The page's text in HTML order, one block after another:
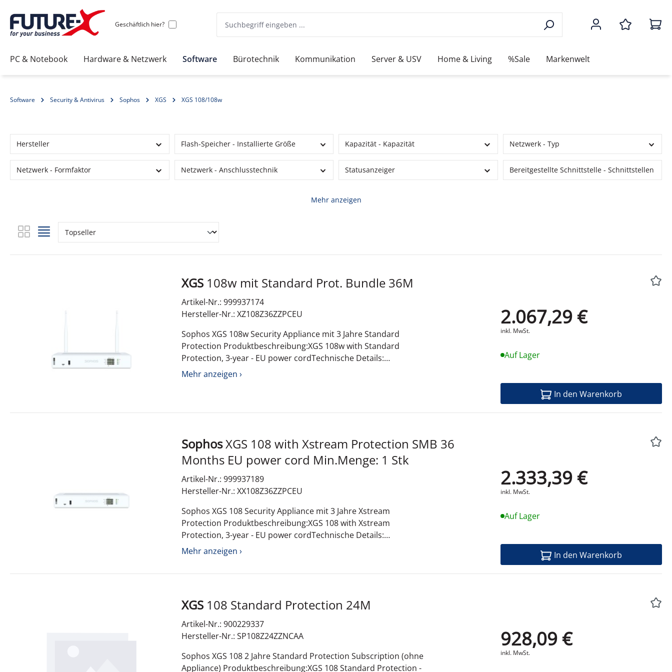
Geschäftlich hier?
PC & Notebook Hardware & Netzwerk Software Bürotechnik Kommunikation Server & USV Home & Living %Sale Markenwelt
Software Security & Antivirus Sophos XGS XGS 108/108w
Hersteller Flash-Speicher - Installierte Größe Kapazität - Kapazität Netzwerk - Typ
Netzwerk - Formfaktor Netzwerk - Anschlusstechnik Statusanzeiger Bereitgestellte Schnittstelle - Schnittstellen
Mehr anzeigen
XGS 108w mit Standard Prot. Bundle 36M
Artikel-Nr.: 999937174
Hersteller-Nr.: XZ108Z36ZZPCEU
Sophos XGS 108w Security Appliance mit 3 Jahre Standard
Protection Produktbeschreibung:XGS 108w with Standard
Protection, 3-year - EU power cordTechnische Details:
Allgemeines Typ Sonstiges Netzwerkgerät Technische Daten
Übertragungsrate 12,5 Gbps Sonstiges / Zubehör Kennzeichnung
Mehr anzeigen ›
2.067,29 €
inkl. MwSt.
Auf Lager
In den Warenkorb
SophosXGS 108 with Xstream Protection SMB 36
Months EU power cord Min.Menge: 1 Stk
Artikel-Nr.: 999937189
Hersteller-Nr.: XX108Z36ZZPCEU
Sophos XGS 108 Security Appliance mit 3 Jahre Xstream
Protection Produktbeschreibung:XGS 108 with Xstream
Protection, 3-year - EU power cordTechnische Details:
Allgemeines Typ Netzwerksicherheit Sonstiges / Zubehör
Mehr anzeigen ›
2.333,39 €
inkl. MwSt.
Auf Lager
In den Warenkorb
XGS 108 Standard Protection 24M
Artikel-Nr.: 900229337
Hersteller-Nr.: SP108Z24ZZNCAA
Sophos XGS 108 2 Jahre Standard Protection Subscription (ohne
Appliance) Produktbeschreibung:XGS 108 Standard Protection -
928,09 €
inkl. MwSt.